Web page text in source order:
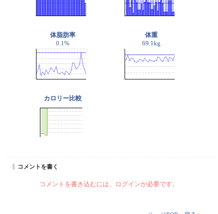
体脂肪率
0.1%
体重
69.1kg
カロリー比較
コメントを書く
コメントを書き込むには、ログインが必要です。